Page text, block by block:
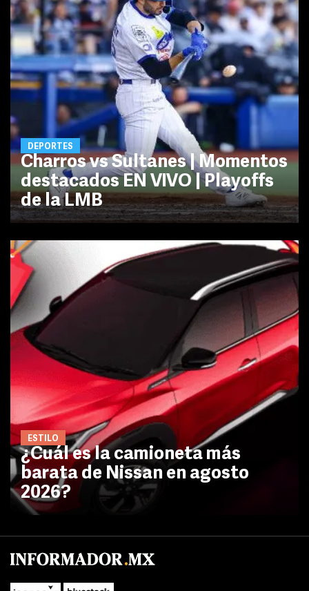
DEPORTES
Charros vs Sultanes | Momentos
destacados EN VIVO | Playoffs
de la LMB
ESTILO
¿Cuál es la camioneta más
barata de Nissan en agosto
2026?